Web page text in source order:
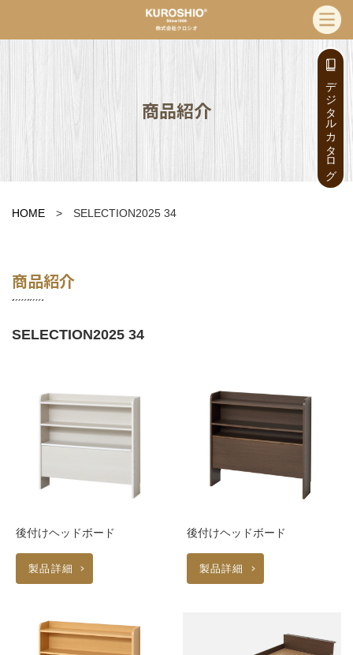
デジタルカタログ
商品紹介
HOME > SELECTION2025 34
商品紹介
SELECTION2025 34
後付けヘッドボード
製品詳細
後付けヘッドボード
製品詳細